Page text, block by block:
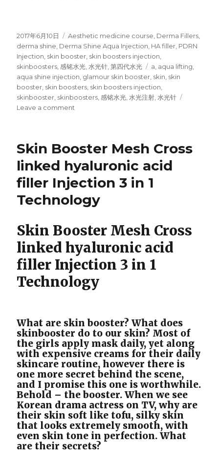
Posted
on
2017年6月10日 Categories
Aesthetic medicine course, Derma Fillers,
derma shine, Derma Shine Aqua Injection, HA filler, PDRN
Injection, skin booster, skin boosters injection,
skinboosters, 感铭水光,水光针,第四代水光 Tags
a, aqua lifting,
aqua shine injection, glamour skin booster, skin, skin
booster, skin boosters, skin boosters injection,
skinbooster, skinboosters, 感铭水光,水光注射,水光针
Leave a comment
光
射
技
术
突
感
第
四
代
水
Skin Booster Mesh Cross
linked hyaluronic acid
filler Injection 3 in 1
Technology
Skin Booster Mesh Cross
linked hyaluronic acid
filler Injection 3 in 1
Technology
What are skin booster? What does
skinbooster do to our skin? Most of
the girls apply mask daily, yet along
with expensive creams for their daily
skincare routine, however there is
one more secret behind the scene,
and I promise this one is worthwhile.
Behold – the booster. When we see
Korean drama actress on TV, why are
their skin soft like tofu, silky skin
that looks extremely smooth, with
even skin tone in perfection. What
are their secrets?